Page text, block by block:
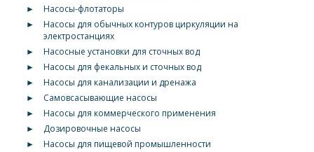
►
Насосы-флотаторы
►
Насосы для обычных контуров циркуляции на
электростанциях
►
Насосные установки для сточных вод
►
Насосы для фекальных и сточных вод
►
Насосы для канализации и дренажа
►
Самовсасывающие насосы
►
Насосы для коммерческого применения
►
Дозировочные насосы
►
Насосы для пищевой промышленности